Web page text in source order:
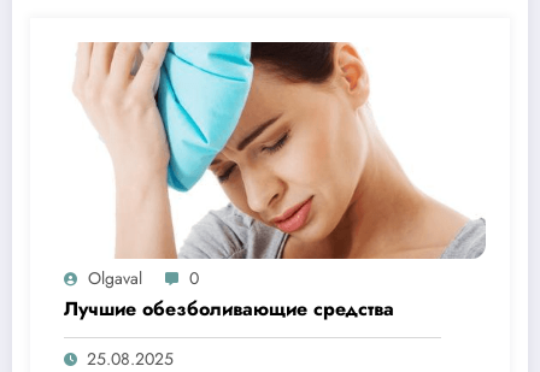
Olgaval 0
Лучшие обезболивающие средства
25.08.2025